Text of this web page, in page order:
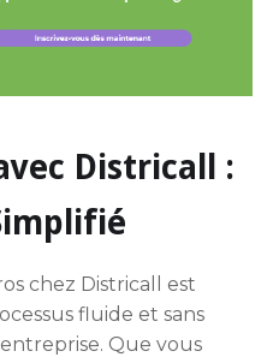
Districall :
chez Districall est
fluide et sans
Que vous